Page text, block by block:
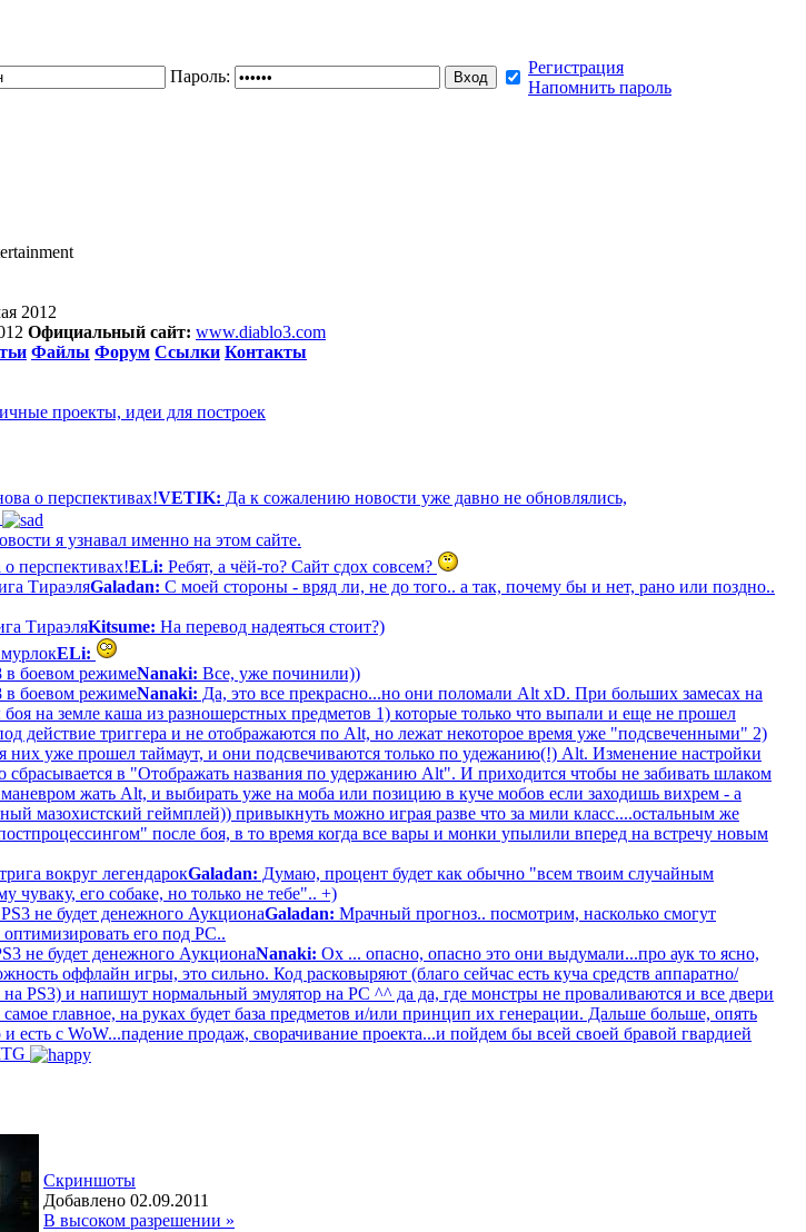
Пароль:
Регистрация
Напомнить пароль
2012
Официальный сайт: www.diablo3.com
Файлы Форум Ссылки Контакты
проекты, идеи для построек
о перспективах!VETIK: Да к сожалению новости уже давно не обновлялись,
я узнавал именно на этом сайте.
перспективах!ELi: Ребят, а чёй-то? Сайт сдох совсем?
ТираэляGaladan: С моей стороны - вряд ли, не до того.. а так, почему бы и нет, рано или поздно..
ТираэляKitsume: На перевод надеяться стоит?)
ELi:
в боевом режимеNanaki: Все, уже починили))
в боевом режимеNanaki: Да, это все прекрасно...но они поломали Alt xD. При больших замесах на
на земле каша из разношерстных предметов 1) которые только что выпали и еще не прошел
действие триггера и не отображаются по Alt, но лежат некоторое время уже "подсвеченными" 2)
них уже прошел таймаут, и они подсвечиваются только по удежанию(!) Alt. Изменение настройки
сбрасывается в "Отображать названия по удержанию Alt". И приходится чтобы не забивать шлаком
жать Alt, и выбирать уже на моба или позицию в куче мобов если заходишь вихрем - а
мазохистский геймплей)) привыкнуть можно играя разве что за мили класс....остальным же
после боя, в то время когда все вары и монки упылили вперед на встречу новым
вокруг легендарокGaladan: Думаю, процент будет как обычно "всем твоим случайным
чуваку, его собаке, но только не тебе".. +)
не будет денежного АукционаGaladan: Мрачный прогноз.. посмотрим, насколько смогут
его под РС..
не будет денежного АукционаNanaki: Ох ... опасно, опасно это они выдумали...про аук то ясно,
оффлайн игры, это сильно. Код расковыряют (благо сейчас есть куча средств аппаратно/
PS3) и напишут нормальный эмулятор на PC ^^ да да, где монстры не проваливаются и все двери
главное, на руках будет база предметов и/или принцип их генерации. Дальше больше, опять
есть с WoW...падение продаж, сворачивание проекта...и пойдем бы всей своей бравой гвардией
Скриншоты
Добавлено 02.09.2011
В высоком разрешении »